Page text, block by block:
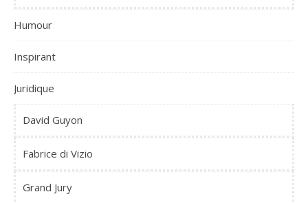
Humour
Inspirant
Juridique
David Guyon
Fabrice di Vizio
Grand Jury